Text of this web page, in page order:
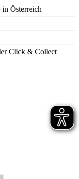
in Österreich
Click & Collect